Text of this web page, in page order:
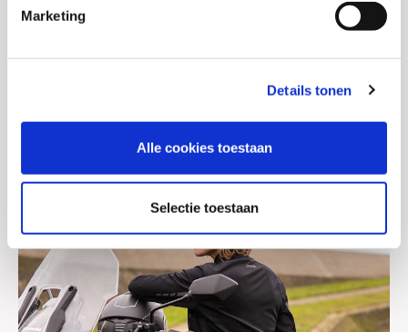
Marketing
Details tonen
Alle cookies toestaan
Selectie toestaan